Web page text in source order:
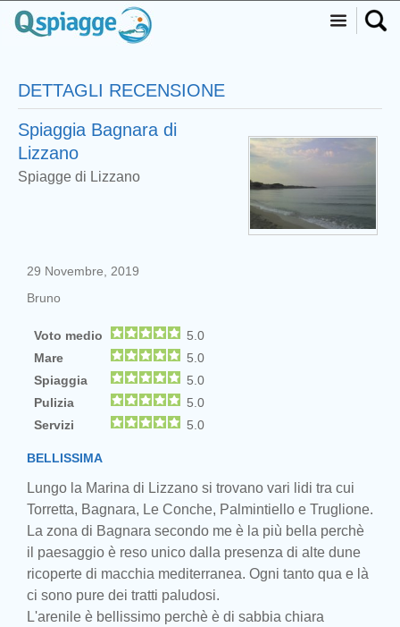
DETTAGLI RECENSIONE
Spiaggia Bagnara di
Lizzano
Spiagge di Lizzano
29 Novembre, 2019
Bruno
Voto medio
5.0
Mare
5.0
Spiaggia
5.0
Pulizia
5.0
Servizi
5.0
BELLISSIMA
Lungo la Marina di Lizzano si trovano vari lidi tra cui
Torretta, Bagnara, Le Conche, Palmintiello e Truglione.
La zona di Bagnara secondo me è la più bella perchè
il paesaggio è reso unico dalla presenza di alte dune
ricoperte di macchia mediterranea. Ogni tanto qua e là
ci sono pure dei tratti paludosi.
L'arenile è bellissimo perchè è di sabbia chiara